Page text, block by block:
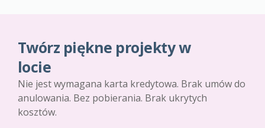
Twórz piękne projekty w
locie
Nie jest wymagana karta kredytowa. Brak umów do
anulowania. Bez pobierania. Brak ukrytych
kosztów.